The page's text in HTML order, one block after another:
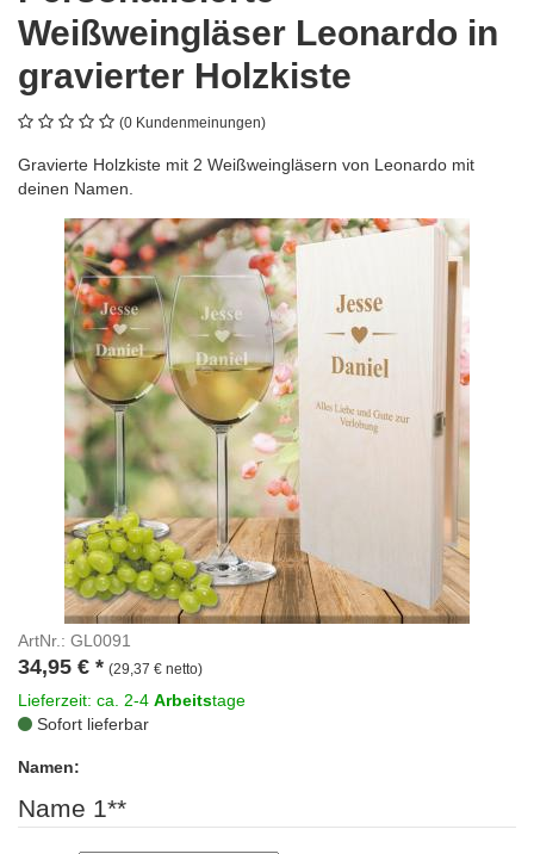
Weißweingläser Leonardo in
gravierter Holzkiste
(0 Kundenmeinungen)
Gravierte Holzkiste mit 2 Weißweingläsern von Leonardo mit
deinen Namen.
ArtNr.: GL0091
34,95 € * (29,37 € netto)
Lieferzeit: ca. 2-4 Arbeitstage
Sofort lieferbar
Namen:
Name 1**